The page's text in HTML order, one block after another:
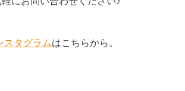
スタグラムはこちらから。